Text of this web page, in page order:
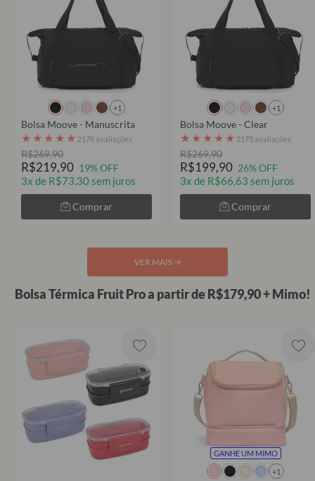
+1
Bolsa Moove - Manuscrita
★ ★ ★ ★ ★ 2178 avaliações
R$269,90
R$219,90 19% OFF
3x de R$73,30 sem juros
Comprar
+1
Bolsa Moove - Clear
★ ★ ★ ★ ★ 2178 avaliações
R$269,90
R$199,90 26% OFF
3x de R$66,63 sem juros
Comprar
VER MAIS →
Bolsa Térmica Fruit Pro a partir de R$179,90 + Mimo!
GANHE UM MIMO
+1